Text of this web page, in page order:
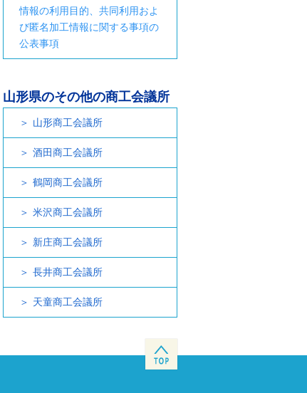
情報の利用目的、共同利用およ
び匿名加工情報に関する事項の
公表事項
山形県のその他の商工会議所
山形商工会議所
酒田商工会議所
鶴岡商工会議所
米沢商工会議所
新庄商工会議所
長井商工会議所
天童商工会議所